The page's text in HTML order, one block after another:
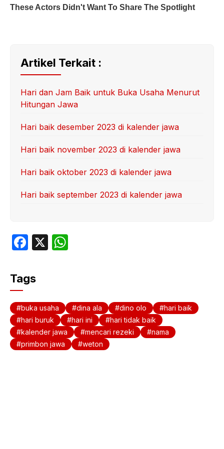
Artikel Terkait :
Hari dan Jam Baik untuk Buka Usaha Menurut
Hitungan Jawa
Hari baik desember 2023 di kalender jawa
Hari baik november 2023 di kalender jawa
Hari baik oktober 2023 di kalender jawa
Hari baik september 2023 di kalender jawa
F
c
e
b
o
o
k
X
A
p
p
Tags
buka usaha dina ala dino olo
hari baik
hari buruk
hari ini
hari tidak baik
kalender jawa
mencari rezeki
nama
primbon jawa
weton